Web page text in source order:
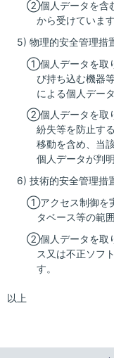
②個人データを含
から受けています
5) 物理的安全管理措
①個人データを取
び持ち込む機器
による個人デー
②個人データを取
紛失等を防止す
移動を含め、当
個人データが判
6) 技術的安全管理措
①アクセス制御を
タベース等の範
②個人データを取
ス又は不正ソフ
す。
以上